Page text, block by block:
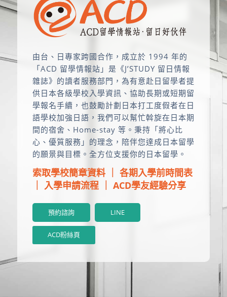
由台、日專家跨國合作，成立於 1994 年的
「ACD 留學情報站」是《J’STUDY 留日情報
雜誌》的讀者服務部門，為有意赴日留學者提
供日本各級學校入學資訊、協助長期或短期留
學報名手續，也鼓勵計劃日本打工度假者在日
語學校加強日語，我們可以幫忙斡旋在日本期
間的宿舍、Home-stay 等。秉持「將心比
心、優質服務」的理念，陪伴您達成日本留學
的願景與目標。全方位支援你的日本留學。
索取學校簡章資料｜ 各期入學前時間表
入學申請流程｜ ACD學友經驗分享
預約諮詢 LINE
ACD粉絲頁